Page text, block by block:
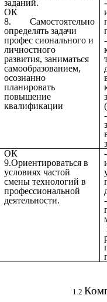
заданий.
ОК
8. Самостоятельно
определять задачи
профес сионального и
личностного
развития, заниматься
самообразованием,
осознанно
планировать
повышение
квалификации
ОК
9.Ориентироваться в
условиях частой
смены технологий в
профессиональной
деятельности.